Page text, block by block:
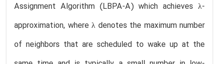
Assignment Algorithm (LBPA-A) which achieves λ-
approximation, where λ denotes the maximum number
of neighbors that are scheduled to wake up at the